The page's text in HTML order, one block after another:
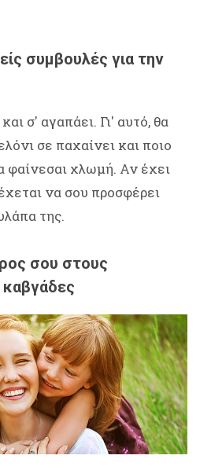
συμβουλές για την
σ' αγαπάει. Γι' αυτό, θα
σε παχαίνει και ποιο
φαίνεσαι χλωμή. Αν έχει
να σου προσφέρει
της.
σου στους
καβγάδες